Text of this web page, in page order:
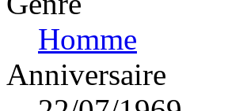
Homme
Anniversaire